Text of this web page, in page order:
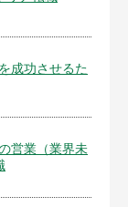
成功させるた
営業（業界未